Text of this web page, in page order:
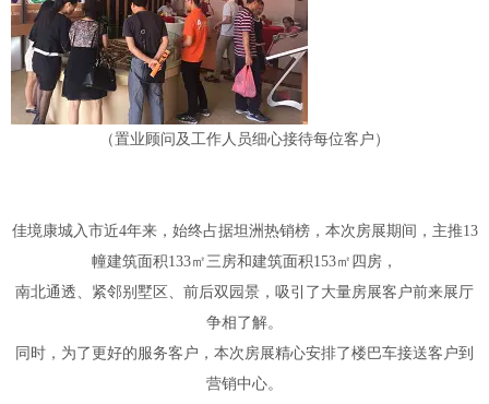
（置业顾问及工作人员细心接待每位客户）
佳境康城入市近4年来，始终占据坦洲热销榜，本次房展期间，主推13
幢建筑面积133㎡三房和建筑面积153㎡四房，
南北通透、紧邻别墅区、前后双园景，吸引了大量房展客户前来展厅
争相了解。
同时，为了更好的服务客户，本次房展精心安排了楼巴车接送客户到
营销中心。